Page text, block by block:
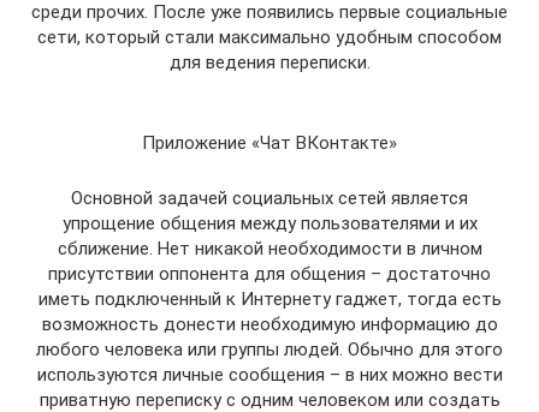
среди прочих. После уже появились первые социальные
сети, который стали максимально удобным способом
для ведения переписки.
Приложение «Чат ВКонтакте»
Основной задачей социальных сетей является
упрощение общения между пользователями и их
сближение. Нет никакой необходимости в личном
присутствии оппонента для общения – достаточно
иметь подключенный к Интернету гаджет, тогда есть
возможность донести необходимую информацию до
любого человека или группы людей. Обычно для этого
используются личные сообщения – в них можно вести
приватную переписку с одним человеком или создать